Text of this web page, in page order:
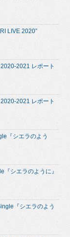
LIVE 2020”
2021 レポート
2021 レポート
『シエラのよう
『シエラのように』
『シエラのよう